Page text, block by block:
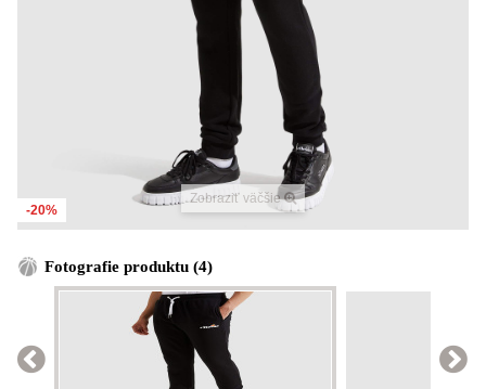
Zobraziť väčšie
-20%
Fotografie produktu (4)